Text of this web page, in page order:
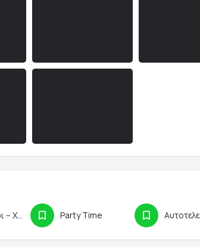
Παιδότοποι – Χώροι Παιχνιδιού Party Time